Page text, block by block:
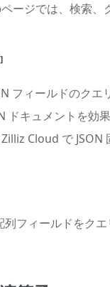
ージでは、検索、
フィールドのク
ドキュメントを効
Cloud で JSON
フィールドをク